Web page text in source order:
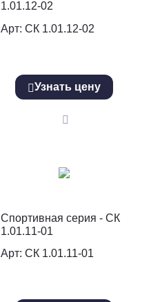
1.01.12-02
Арт: СК 1.01.12-02
Узнать цену
Спортивная серия - СК
1.01.11-01
Арт: СК 1.01.11-01